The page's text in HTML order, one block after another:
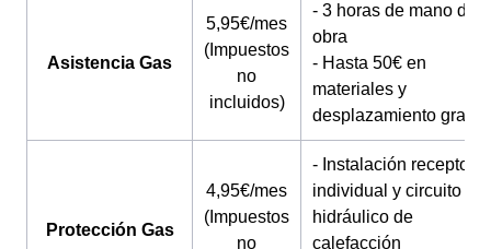
Asistencia Gas
5,95€/mes
(Impuestos
no
incluidos)
- 3 horas de mano de
obra
- Hasta 50€ en
materiales y
desplazamiento
Protección Gas
4,95€/mes
(Impuestos
no
- Instalación receptora
individual y circuito
hidráulico de
calefacción